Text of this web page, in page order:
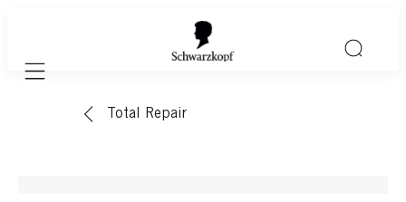
Mobile navigation
Total Repair